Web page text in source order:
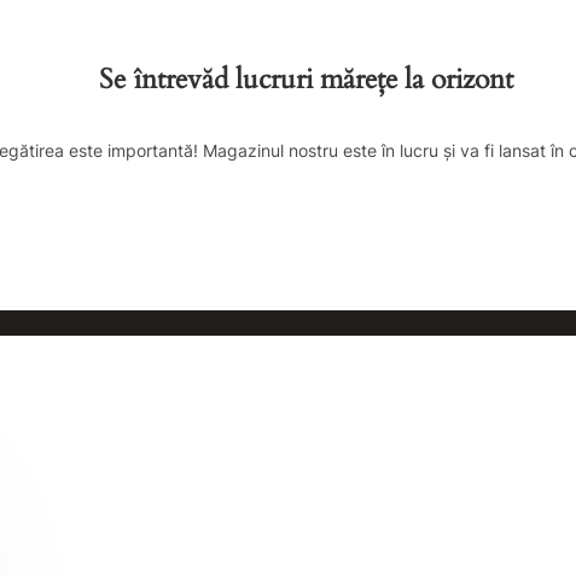
Se întrevăd lucruri mărețe la orizont
este importantă! Magazinul nostru este în lucru și va fi lansat în